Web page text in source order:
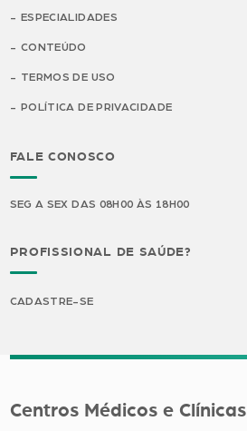
ESPECIALIDADES
CONTEÚDO
TERMOS DE USO
POLÍTICA DE PRIVACIDADE
FALE CONOSCO
SEG A SEX DAS 08H00 ÀS 18H00
PROFISSIONAL DE SAÚDE?
CADASTRE-SE
Centros Médicos e Clínicas